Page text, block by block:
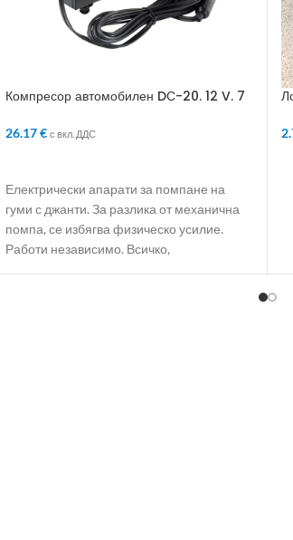
Компресор автомобилен DС-20. 12 V. 7
26.17€ с вкл. ДДС
Електрически апарати за помпане на
гуми с джанти. За разлика от механична
помпа, се избягва физическо усилие.
Работи независимо. Всичко,